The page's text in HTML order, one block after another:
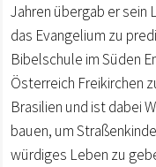
Jahren übergab er sein
das Evangelium zu
Bibelschule im Süden
Österreich Freikirchen
Brasilien und ist dabei
bauen, um
würdiges Leben zu